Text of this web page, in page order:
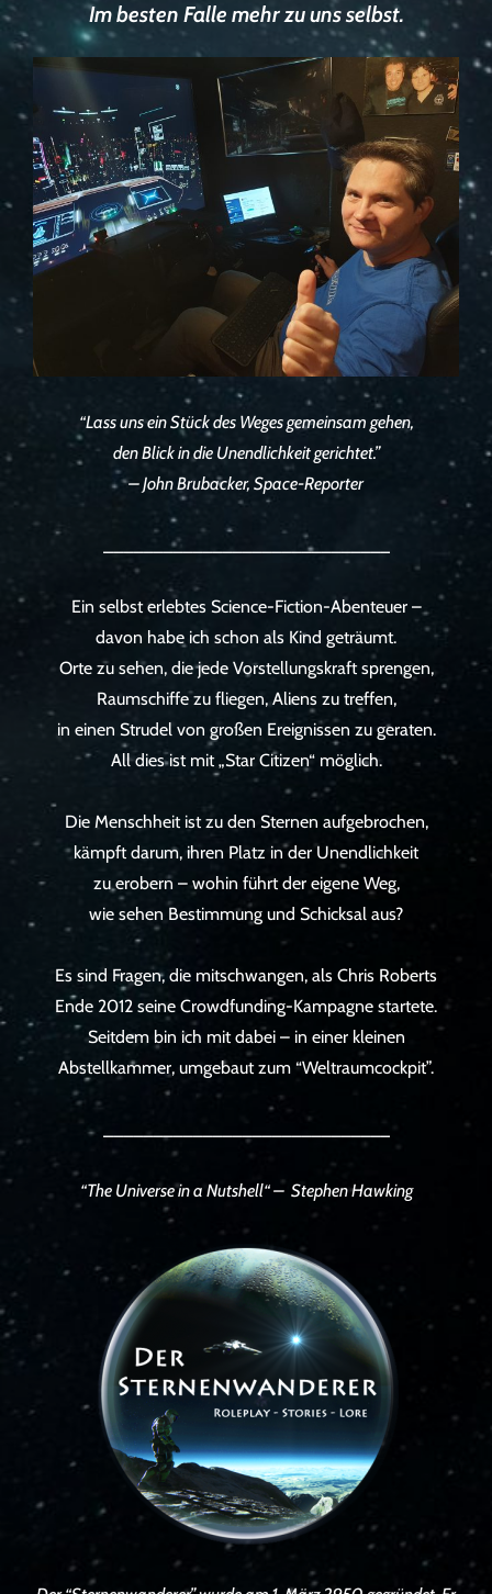
Im besten Falle mehr zu uns selbst.
“Lass uns ein Stück des Weges gemeinsam gehen,
den Blick in die Unendlichkeit gerichtet.”
– John Brubacker, Space-Reporter
_____________________________
Ein selbst erlebtes Science-Fiction-Abenteuer –
davon habe ich schon als Kind geträumt.
Orte zu sehen, die jede Vorstellungskraft sprengen,
Raumschiffe zu fliegen, Aliens zu treffen,
in einen Strudel von großen Ereignissen zu geraten.
All dies ist mit „Star Citizen“ möglich.
Die Menschheit ist zu den Sternen aufgebrochen,
kämpft darum, ihren Platz in der Unendlichkeit
zu erobern – wohin führt der eigene Weg,
wie sehen Bestimmung und Schicksal aus?
Es sind Fragen, die mitschwangen, als Chris Roberts
Ende 2012 seine Crowdfunding-Kampagne startete.
Seitdem bin ich mit dabei – in einer kleinen
Abstellkammer, umgebaut zum “Weltraumcockpit”.
“The Universe in a Nutshell“ – Stephen Hawking